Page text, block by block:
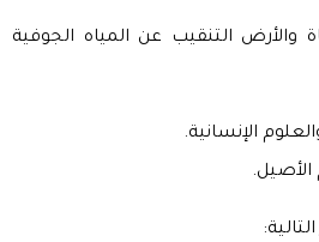
والأرض التنقيب عن المياه الجوفية
الإنسانية.
الأصيل.